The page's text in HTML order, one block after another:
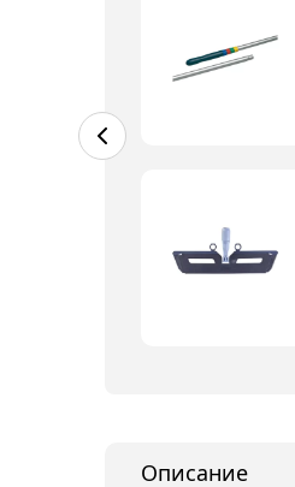
Описание